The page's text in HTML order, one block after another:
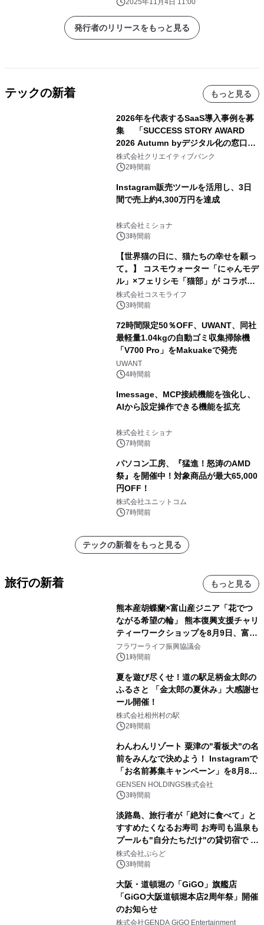
2025年11月4日 11:00
発行者のリリースをもっと見る
テックの新着 もっと見る
2026年を代表するSaaS導入事例を募
集 「SUCCESS STORY AWARD
2026 Autumn byデジタル化の窓口」
開催
株式会社クリエイティブバンク
2時間前
Instagram販売ツールを活用し、3日
間で売上約4,300万円を達成
株式会社ミショナ
3時間前
【世界猫の日に、猫たちの幸せを願っ
て。】 コスモウォーター「にゃんモデ
ル」×フェリシモ「猫部」が コラボキ
ャンペーンを実施
株式会社コスモライフ
3時間前
72時間限定50％OFF、UWANT、同社
最軽量1.04kgの自動ゴミ収集掃除機
「V700 Pro」をMakuakeで発売
UWANT
4時間前
lmessage、MCP接続機能を強化し、
AIから設定操作できる機能を拡充
株式会社ミショナ
7時間前
パソコン工房、『猛進！怒涛のAMD
祭』を開催中！対象商品が最大65,000
円OFF！
株式会社ユニットコム
7時間前
テックの新着をもっと見る
旅行の新着 もっと見る
熊本産胡蝶蘭×富山産ジニア「花でつ
ながる希望の輪」 熊本復興支援チャリ
ティーワークショップを8月9日、富
山・射水で開催
フラワーライフ振興協議会
1時間前
夏を遊び尽くせ！道の駅足柄金太郎の
ふるさと 「金太郎の夏休み」大感謝セ
ール開催！
株式会社相州村の駅
2時間前
わんわんリゾート 粟津の"看板犬"の名
前をみんなで決めよう！ Instagramで
「お名前募集キャンペーン」を8月8日
(土)より開催
GENSEN HOLDINGS株式会社
3時間前
淡路島、旅行者が「絶対に食べて」と
すすめたくなるお寿司 お寿司も温泉も
プールも"自分たちだけ"の貸切宿で 1
日1組限定「岩屋温泉 絵島別庭 海と
森」の握り寿司プラン
株式会社ぷらど
3時間前
大阪・道頓堀の「GiGO」旗艦店
「GiGO大阪道頓堀本店2周年祭」開催
のお知らせ
株式会社GENDA GiGO Entertainment